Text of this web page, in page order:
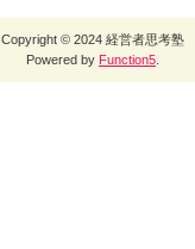
Copyright © 2024 経営者思考塾
Powered by Function5